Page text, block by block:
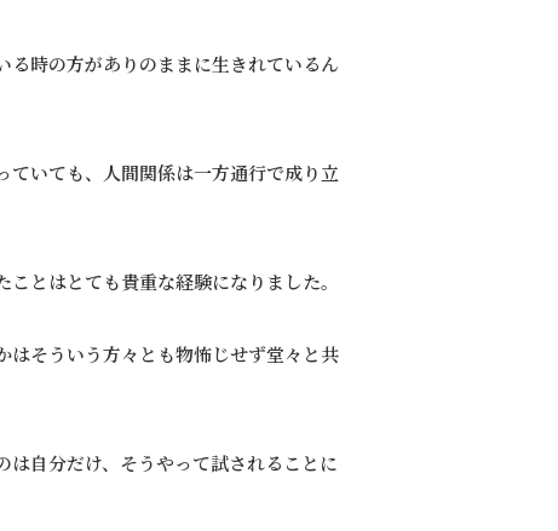
時の方がありのままに生きれているん
いても、人間関係は一方通行で成り立
とはとても貴重な経験になりました。
はそういう方々とも物怖じせず堂々と共
自分だけ、そうやって試されることに